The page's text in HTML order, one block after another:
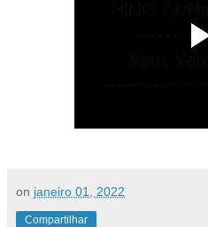
on janeiro 01, 2022
Compartilhar